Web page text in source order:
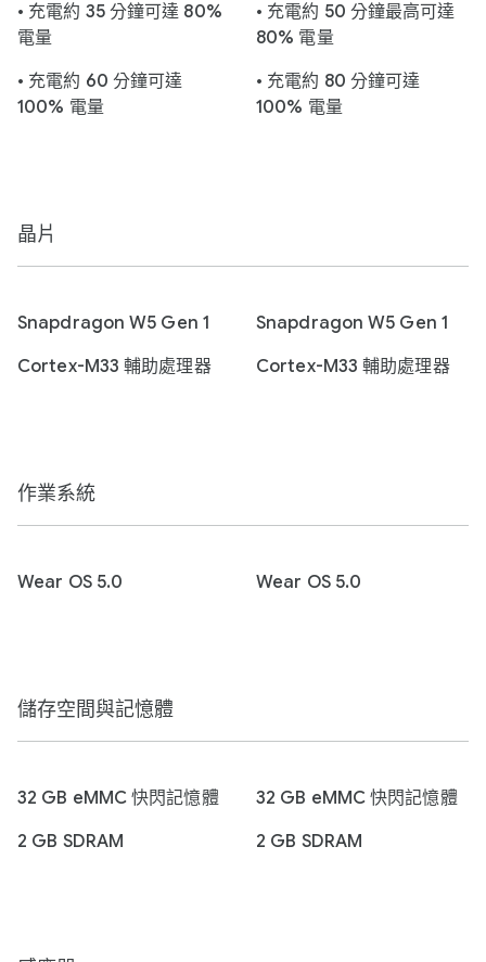
• 充電約 35 分鐘可達 80%
電量
• 充電約 60 分鐘可達
100% 電量
• 充電約 50 分鐘最高可達
80% 電量
• 充電約 80 分鐘可達
100% 電量
晶片
Snapdragon W5 Gen 1
Cortex-M33 輔助處理器
Snapdragon W5 Gen 1
Cortex-M33 輔助處理器
作業系統
Wear OS 5.0 Wear OS 5.0
儲存空間與記憶體
32 GB eMMC 快閃記憶體
2 GB SDRAM
32 GB eMMC 快閃記憶體
2 GB SDRAM